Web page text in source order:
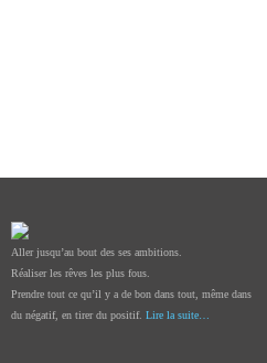
Aller jusqu’au bout des ses ambitions.
Réaliser les rêves les plus fous.
Prendre tout ce qu’il y a de bon dans tout, même dans
du négatif, en tirer du positif. Lire la suite…